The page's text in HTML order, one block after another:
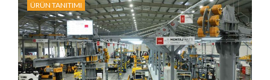
ÜRÜN TANITIMI